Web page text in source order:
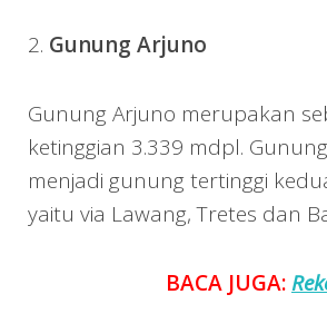
2. Gunung Arjuno
Gunung Arjuno merupakan
ketinggian 3.339 mdpl.
menjadi gunung tertinggi
yaitu via Lawang, Tretes dan
BACA JUGA: